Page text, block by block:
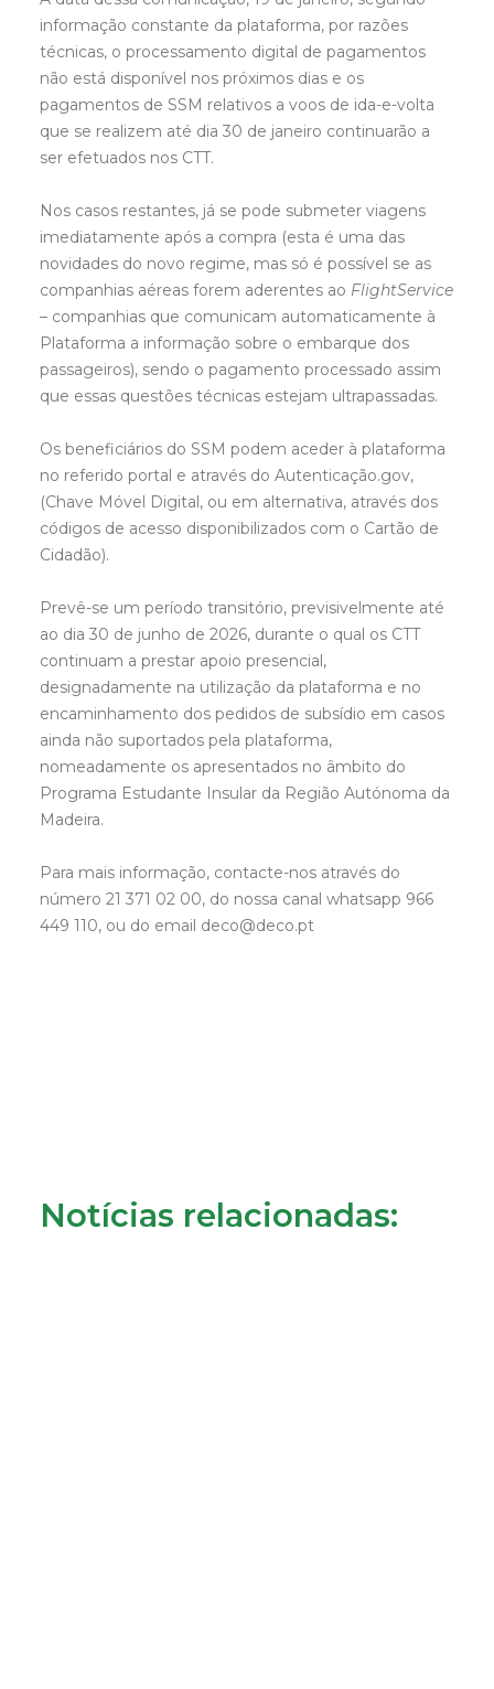
informação constante da plataforma, por razões
técnicas, o processamento digital de pagamentos
não está disponível nos próximos dias e os
pagamentos de SSM relativos a voos de ida-e-volta
que se realizem até dia 30 de janeiro continuarão a
ser efetuados nos CTT.
Nos casos restantes, já se pode submeter viagens
imediatamente após a compra (esta é uma das
novidades do novo regime, mas só é possível se as
companhias aéreas forem aderentes ao FlightService
– companhias que comunicam automaticamente à
Plataforma a informação sobre o embarque dos
passageiros), sendo o pagamento processado assim
que essas questões técnicas estejam ultrapassadas.
Os beneficiários do SSM podem aceder à plataforma
no referido portal e através do Autenticação.gov,
(Chave Móvel Digital, ou em alternativa, através dos
códigos de acesso disponibilizados com o Cartão de
Cidadão).
Prevê-se um período transitório, previsivelmente até
ao dia 30 de junho de 2026, durante o qual os CTT
continuam a prestar apoio presencial,
designadamente na utilização da plataforma e no
encaminhamento dos pedidos de subsídio em casos
ainda não suportados pela plataforma,
nomeadamente os apresentados no âmbito do
Programa Estudante Insular da Região Autónoma da
Madeira.
Para mais informação, contacte-nos através do
número 21 371 02 00, do nossa canal whatsapp 966
449 110, ou do email deco@deco.pt
Notícias relacionadas: